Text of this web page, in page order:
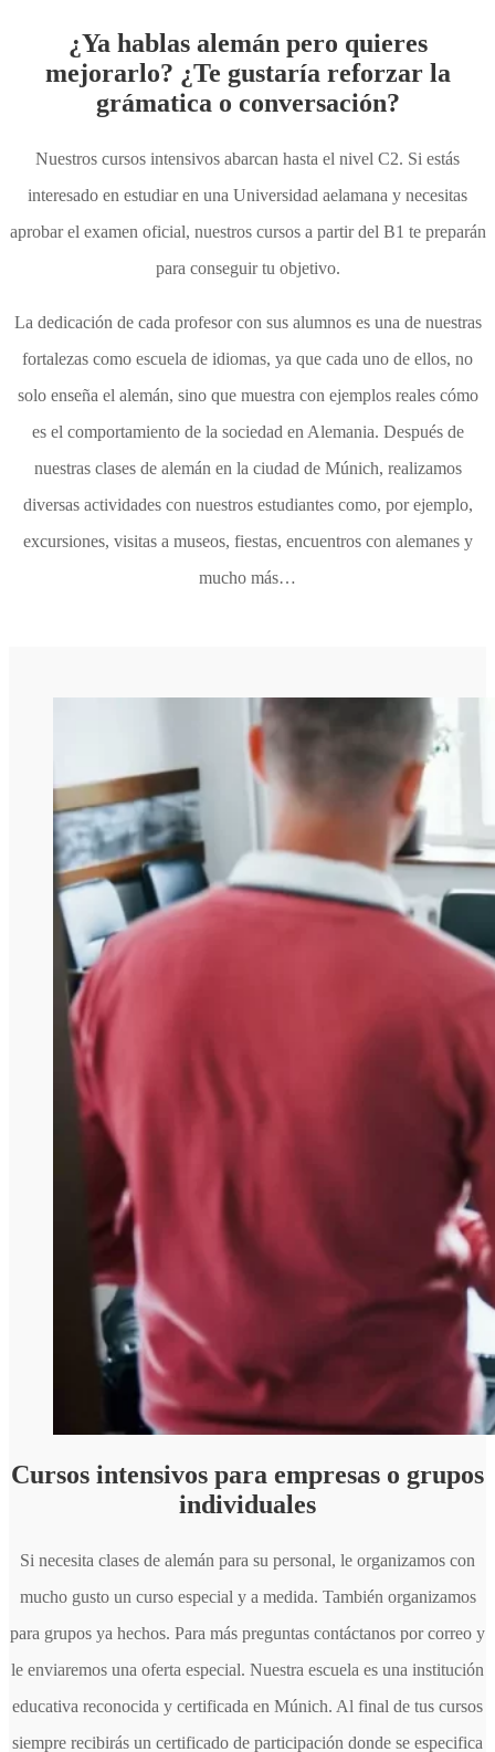
¿Ya hablas alemán pero quieres
mejorarlo? ¿Te gustaría reforzar la
grámatica o conversación?
Nuestros cursos intensivos abarcan hasta el nivel C2. Si estás
interesado en estudiar en una Universidad aelamana y necesitas
aprobar el examen oficial, nuestros cursos a partir del B1 te preparán
para conseguir tu objetivo.
La dedicación de cada profesor con sus alumnos es una de nuestras
fortalezas como escuela de idiomas, ya que cada uno de ellos, no
solo enseña el alemán, sino que muestra con ejemplos reales cómo
es el comportamiento de la sociedad en Alemania. Después de
nuestras clases de alemán en la ciudad de Múnich, realizamos
diversas actividades con nuestros estudiantes como, por ejemplo,
excursiones, visitas a museos, fiestas, encuentros con alemanes y
mucho más…
Cursos intensivos para empresas o grupos
individuales
Si necesita clases de alemán para su personal, le organizamos con
mucho gusto un curso especial y a medida. También organizamos
para grupos ya hechos. Para más preguntas contáctanos por correo y
le enviaremos una oferta especial. Nuestra escuela es una institución
educativa reconocida y certificada en Múnich. Al final de tus cursos
siempre recibirás un certificado de participación donde se especifica